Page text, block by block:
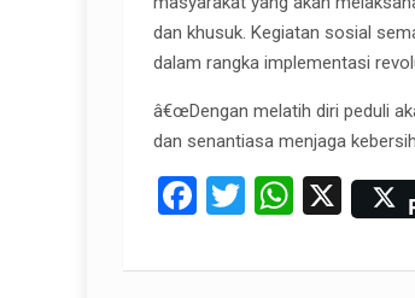
dan khusuk. Kegiatan sosial
dalam rangka implementasi
â€œDengan melatih diri peduli
dan senantiasa menjaga
F
ce
T
tt
W
at
X